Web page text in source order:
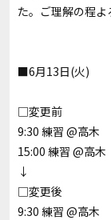
た。ご理解の程よ
■6月13日(火)
□変更前
9:30 練習 @高木
15:00 練習 @高木
↓
□変更後
9:30 練習 @高木